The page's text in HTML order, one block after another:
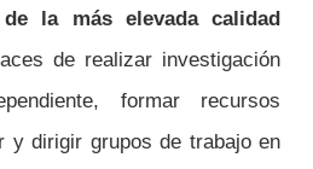
de la más elevada calidad
de realizar investigación
formar recursos
y dirigir grupos de trabajo en